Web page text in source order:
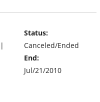
sehr direkt, launisch, aber
bei der Verbrecherjagd
|
Status:
Canceled/Ended
End:
Jul/21/2010